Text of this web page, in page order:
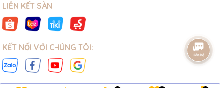
LIÊN KẾT SÀN
KẾT NỐI VỚI CHÚNG TÔI: